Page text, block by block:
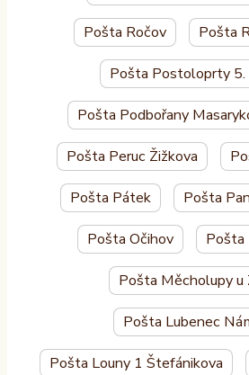
Pošta Ročov Pošta
Pošta Postoloprty 5.
Pošta Podbořany
Pošta Peruc Žižkova
Pošta Pátek Pošta
Pošta Očihov Pošta
Pošta Měcholupy u
Pošta Lubenec
Pošta Louny 1 Štefánikova